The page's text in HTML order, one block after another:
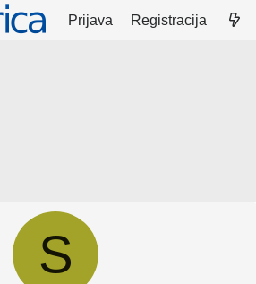
Prijava Registracija
S